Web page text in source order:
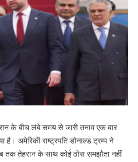
के बीच लंबे समय से जारी तनाव एक बार
है। अमेरिकी राष्ट्रपति डोनाल्ड ट्रम्प ने
तक तेहरान के साथ कोई ठोस समझौता नहीं